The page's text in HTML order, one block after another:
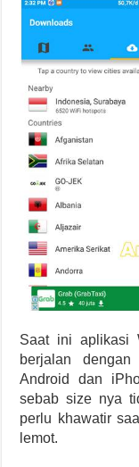
Saat ini aplikasi
berjalan
Android dan
sebab size nya
perlu khawatir
lemot.